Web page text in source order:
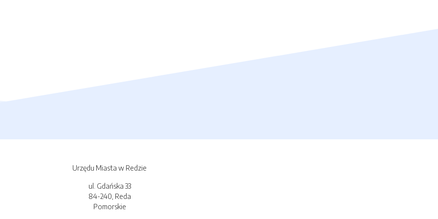
Urzędu Miasta w Redzie
ul. Gdańska 33
84-240, Reda
Pomorskie